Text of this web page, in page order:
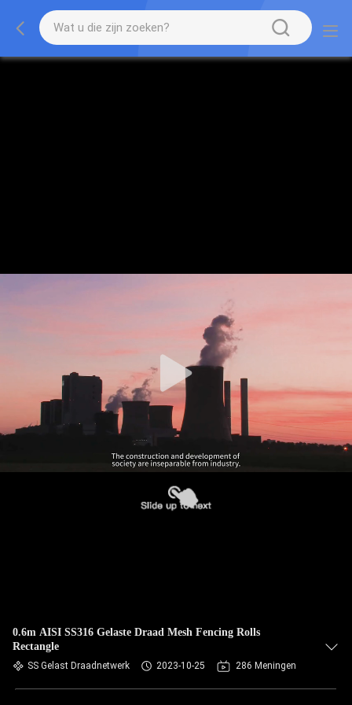
0.6m AISI SS316 Gelaste Draad Mesh Fencing Rolls
Rectangle
SS Gelast Draadnetwerk 2023-10-25 286 Meningen